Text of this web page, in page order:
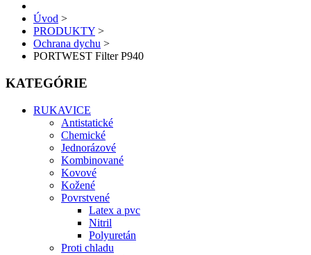
Úvod >
PRODUKTY >
Ochrana dychu >
PORTWEST Filter P940
KATEGÓRIE
RUKAVICE
Antistatické
Chemické
Jednorázové
Kombinované
Kovové
Kožené
Povrstvené
Latex a pvc
Nitril
Polyuretán
Proti chladu